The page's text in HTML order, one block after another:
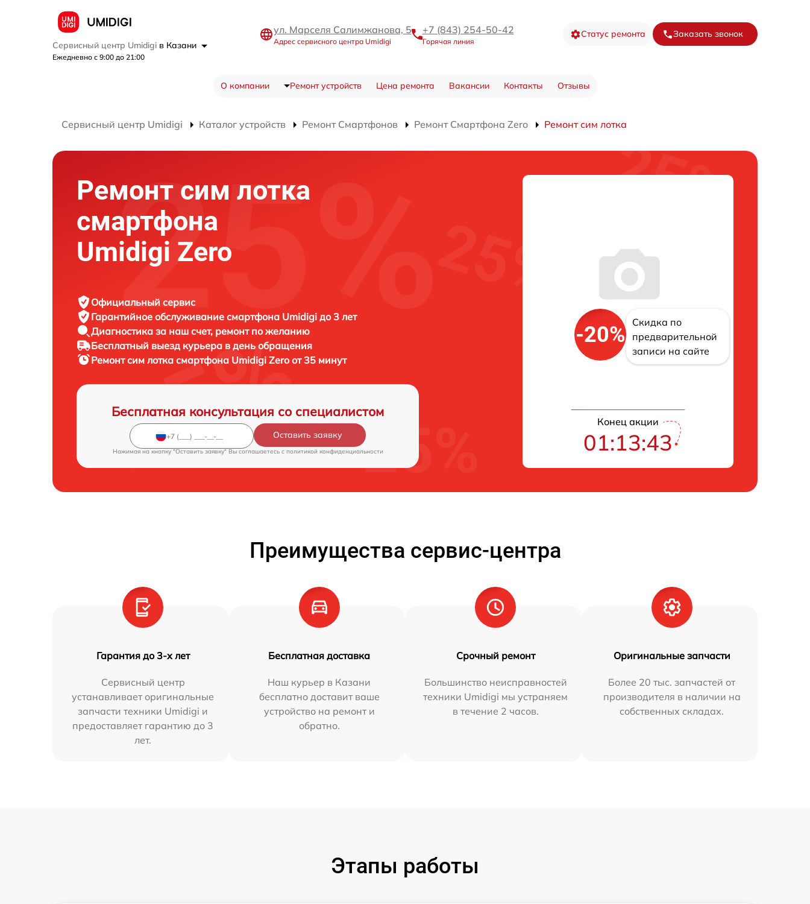
Сервисный центр Umidigi в Казани
Ежедневно с 9:00 до 21:00
ул. Марселя Салимжанова, 5
Адрес сервисного центра Umidigi
+7 (843) 254-50-42
Горячая линия
Статус ремонта Заказать звонок
О компании Ремонт устройств Цена ремонта Вакансии Контакты Отзывы
Сервисный центр Umidigi Каталог устройств Ремонт Смартфонов Ремонт Смартфона Zero Ремонт сим лотка
Ремонт сим лотка
смартфона
Umidigi Zero
Официальный сервис
Гарантийное обслуживание смартфона Umidigi до 3 лет
Диагностика за наш счет, ремонт по желанию
Бесплатный выезд курьера в день обращения
Ремонт сим лотка смартфона Umidigi Zero от 35 минут
Бесплатная консультация со специалистом
Оставить заявку
Нажимая на кнопку "Оставить заявку" Вы соглашаетесь c политикой конфиденциальности
-20%
Скидка по
предварительной
записи на сайте
Конец акции
01:13:42
Преимущества сервис-центра
Гарантия до 3-х лет
Сервисный центр
устанавливает оригинальные
запчасти техники Umidigi и
предоставляет гарантию до 3
лет.
Бесплатная доставка
Наш курьер в Казани
бесплатно доставит ваше
устройство на ремонт и
обратно.
Срочный ремонт
Большинство неисправностей
техники Umidigi мы устраняем
в течение 2 часов.
Оригинальные запчасти
Более 20 тыс. запчастей от
производителя в наличии на
собственных складах.
Этапы работы